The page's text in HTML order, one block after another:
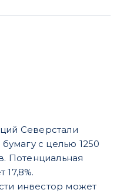
Северстали
с целью 1250
Потенциальная
17,8%.
инвестор может